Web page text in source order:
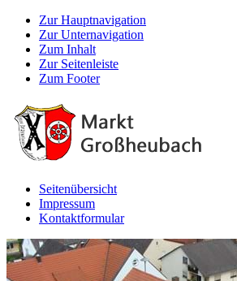
Zur Hauptnavigation
Zur Unternavigation
Zum Inhalt
Zur Seitenleiste
Zum Footer
Seitenübersicht
Impressum
Kontaktformular